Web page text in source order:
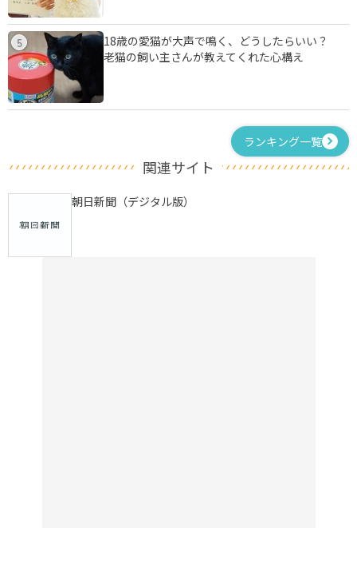
5
18歳の愛猫が大声で鳴く、どうしたらいい？
老猫の飼い主さんが教えてくれた心構え
ランキング一覧
関連サイト
朝日新聞（デジタル版）